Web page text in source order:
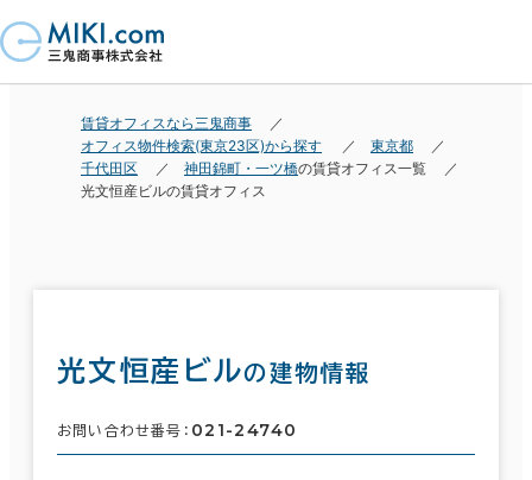
賃貸オフィスなら三鬼商事
オフィス物件検索(東京23区)から探す
東京都
千代田区
神田錦町・一ツ橋の賃貸オフィス一覧
光文恒産ビルの賃貸オフィス
光文恒産ビルの建物情報
お問い合わせ番号： 021-24740